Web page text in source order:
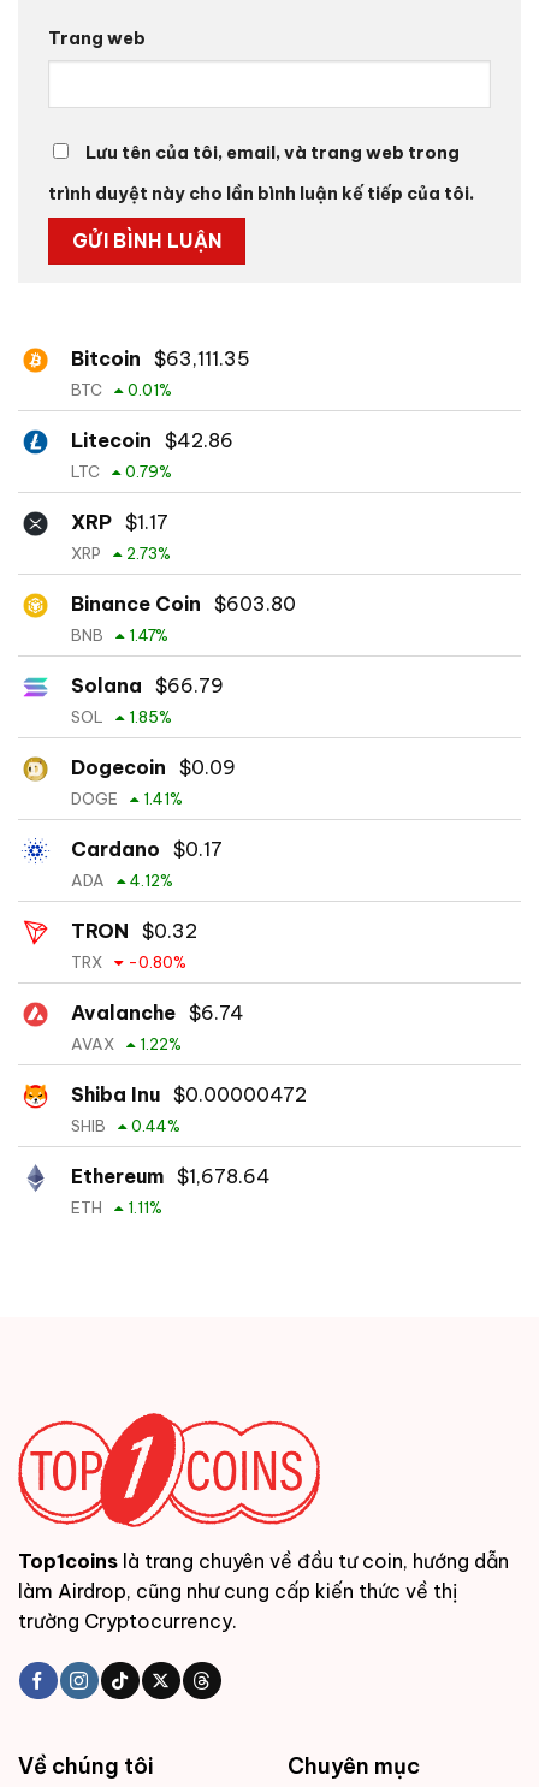
Trang web
Lưu tên của tôi, email, và trang web trong
trình duyệt này cho lần bình luận kế tiếp của tôi.
Bitcoin $63,111.35
BTC 0.01%
Litecoin $42.86
LTC 0.79%
XRP $1.17
XRP 2.73%
Binance Coin $603.80
BNB 1.47%
Solana $66.79
SOL 1.85%
Dogecoin $0.09
DOGE 1.41%
Cardano $0.17
ADA 4.12%
TRON $0.32
TRX -0.80%
Avalanche $6.74
AVAX 1.22%
Shiba Inu $0.00000472
SHIB 0.44%
Ethereum $1,678.64
ETH 1.11%
Top1coins là trang chuyên về đầu tư coin, hướng dẫn
làm Airdrop, cũng như cung cấp kiến thức về thị
trường Cryptocurrency.
Về chúng tôi Chuyên mục